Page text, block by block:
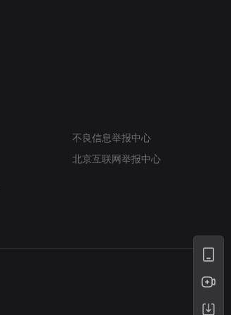
不良信息举报中心
北京互联网举报中心